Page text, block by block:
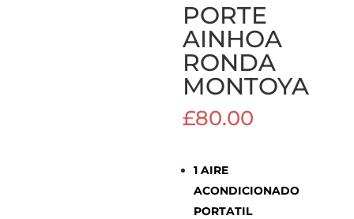
PORTE
AINHOA
RONDA
MONTOYA
£80.00
1 AIRE
ACONDICIONADO
PORTATIL